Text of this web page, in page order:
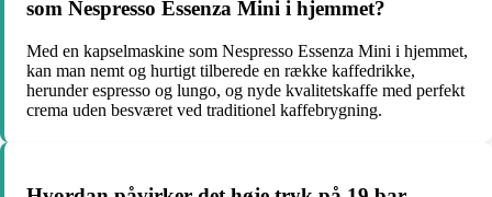
som Nespresso Essenza Mini i hjemmet?
Med en kapselmaskine som Nespresso Essenza Mini i hjemmet,
kan man nemt og hurtigt tilberede en række kaffedrikke,
herunder espresso og lungo, og nyde kvalitetskaffe med perfekt
crema uden besværet ved traditionel kaffebrygning.